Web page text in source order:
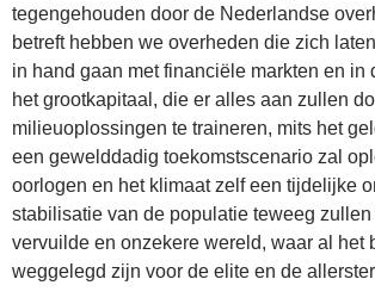
tegengehouden door de Nederlandse
betreft hebben we overheden die zich
in hand gaan met financiële markten en in
het grootkapitaal, die er alles aan zullen
milieuoplossingen te traineren, mits het
een gewelddadig toekomstscenario zal
oorlogen en het klimaat zelf een tijdelijke
stabilisatie van de populatie teweeg
vervuilde en onzekere wereld, waar al het
weggelegd zijn voor de elite en de